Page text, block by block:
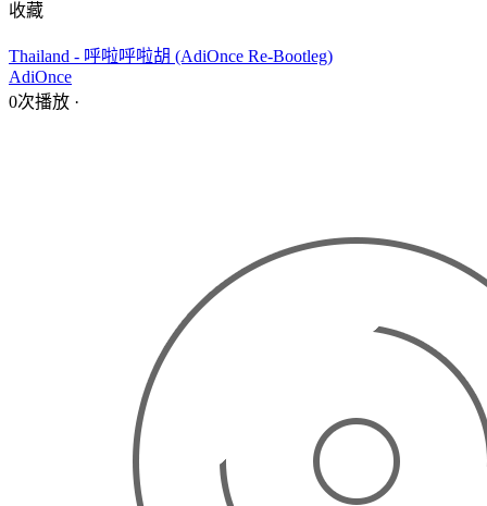
收藏
Thailand - 呼啦呼啦胡 (AdiOnce Re-Bootleg)
AdiOnce
0次播放 ·